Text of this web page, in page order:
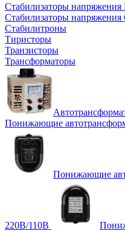
Стабилизаторы напряжения
Стабилизаторы
Стабилитроны
Тиристоры
Транзисторы
Трансформаторы
Понижающие
Понижающие
220В/110В